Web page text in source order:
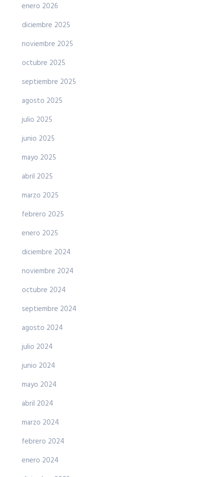
enero 2026
diciembre 2025
noviembre 2025
octubre 2025
septiembre 2025
agosto 2025
julio 2025
junio 2025
mayo 2025
abril 2025
marzo 2025
febrero 2025
enero 2025
diciembre 2024
noviembre 2024
octubre 2024
septiembre 2024
agosto 2024
julio 2024
junio 2024
mayo 2024
abril 2024
marzo 2024
febrero 2024
enero 2024